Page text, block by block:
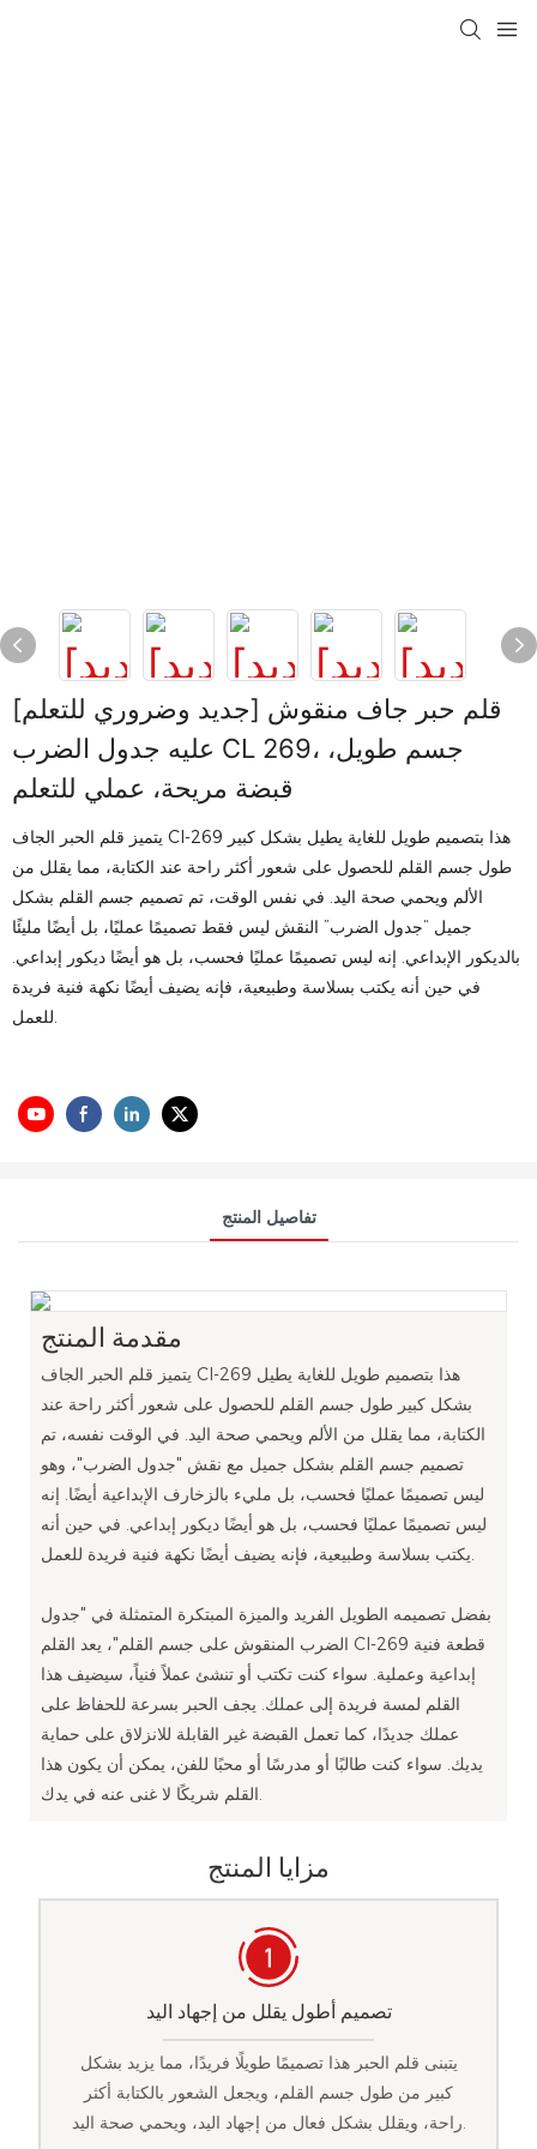
[جديد وضروري للتعلم] قلم حبر جاف منقوش
عليه جدول الضرب CL 269، جسم طويل،
قبضة مريحة، عملي للتعلم
يتميز قلم الحبر الجاف Cl-269 هذا بتصميم طويل للغاية يطيل بشكل كبير
طول جسم القلم للحصول على شعور أكثر راحة عند الكتابة، مما يقلل من
الألم ويحمي صحة اليد. في نفس الوقت، تم تصميم جسم القلم بشكل
جميل “جدول الضرب” النقش ليس فقط تصميمًا عمليًا، بل أيضًا مليئًا
بالديكور الإبداعي. إنه ليس تصميمًا عمليًا فحسب، بل هو أيضًا ديكور إبداعي.
في حين أنه يكتب بسلاسة وطبيعية، فإنه يضيف أيضًا نكهة فنية فريدة
للعمل.
تفاصيل المنتج
مقدمة المنتج
يتميز قلم الحبر الجاف Cl-269 هذا بتصميم طويل للغاية يطيل
بشكل كبير طول جسم القلم للحصول على شعور أكثر راحة عند
الكتابة، مما يقلل من الألم ويحمي صحة اليد. في الوقت نفسه، تم
تصميم جسم القلم بشكل جميل مع نقش "جدول الضرب"، وهو
ليس تصميمًا عمليًا فحسب، بل مليء بالزخارف الإبداعية أيضًا. إنه
ليس تصميمًا عمليًا فحسب، بل هو أيضًا ديكور إبداعي. في حين أنه
يكتب بسلاسة وطبيعية، فإنه يضيف أيضًا نكهة فنية فريدة للعمل.
بفضل تصميمه الطويل الفريد والميزة المبتكرة المتمثلة في "جدول
الضرب المنقوش على جسم القلم"، يعد القلم Cl-269 قطعة فنية
إبداعية وعملية. سواء كنت تكتب أو تنشئ عملاً فنياً، سيضيف هذا
القلم لمسة فريدة إلى عملك. يجف الحبر بسرعة للحفاظ على
عملك جديدًا، كما تعمل القبضة غير القابلة للانزلاق على حماية
يديك. سواء كنت طالبًا أو مدرسًا أو محبًا للفن، يمكن أن يكون هذا
القلم شريكًا لا غنى عنه في يدك.
مزايا المنتج
تصميم أطول يقلل من إجهاد اليد
يتبنى قلم الحبر هذا تصميمًا طويلًا فريدًا، مما يزيد بشكل
كبير من طول جسم القلم، ويجعل الشعور بالكتابة أكثر
راحة، ويقلل بشكل فعال من إجهاد اليد، ويحمي صحة اليد.